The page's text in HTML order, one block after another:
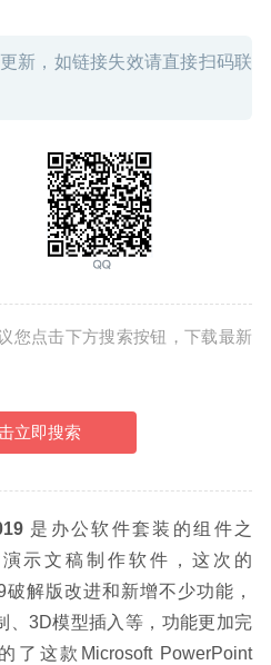
新，如链接失效请直接扫码联
您点击下方搜索按钮，下载最新
立即搜索
是办公软件套装的组件之
示文稿制作软件，这次的
破解版改进和新增不少功能，
、3D模型插入等，功能更加完
这款Microsoft PowerPoint